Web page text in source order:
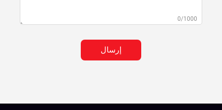
0/1000
إرسال